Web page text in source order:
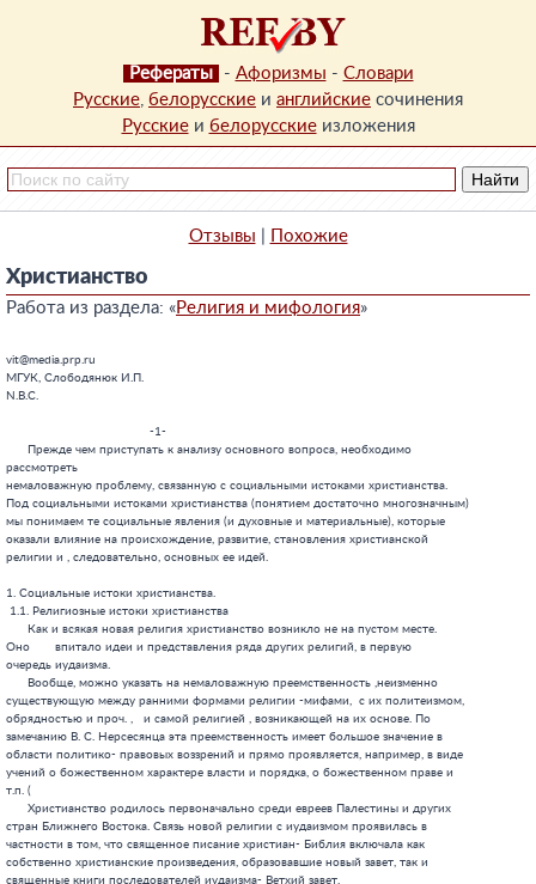
Рефераты - Афоризмы - Словари
Русские, белорусские и английские сочинения
Русскиеи белорусскиеизложения
Отзывы Похожие
Христианство
Работа из раздела: «Религия и мифология»